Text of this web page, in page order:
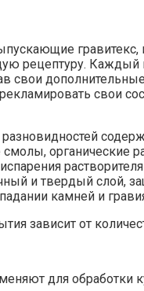
гравитекс,
рецептуру. Каждый
свои
свои
смолы, органические
и твердый слой,
камней и
зависит от
для обработки